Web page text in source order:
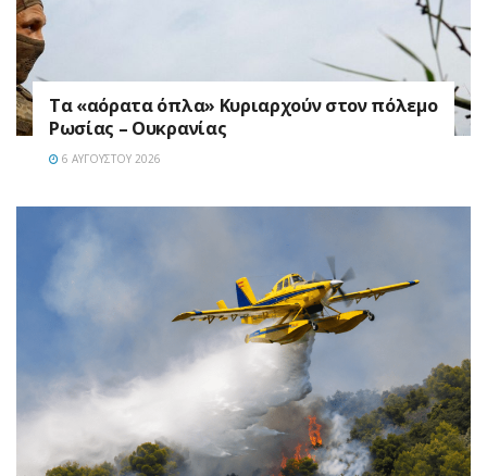
Τα «αόρατα όπλα» Κυριαρχούν στον πόλεμο
Ρωσίας – Ουκρανίας
6 ΑΥΓΟΎΣΤΟΥ 2026